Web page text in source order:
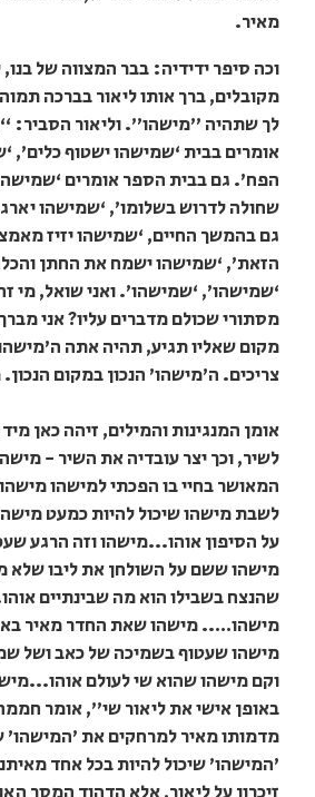
מאיר.
וכה סיפר ידידיה: בבר המצווה של בנו,
מקובלים, ברך אותו ליאור בברכה
לך שתהיה "מישהו". וליאור הסביר:
אומרים בבית ‘שמישהו ישטוף כלים’,
הפח’. גם בבית הספר אומרים
שחולה לדרוש בשלומו’, ‘שמישהו
גם בהמשך החיים, ‘שמישהו יזיז
הזאת’, ‘שמישהו ישמח את החתן
‘שמישהו’, ‘שמישהו’. ואני שואל, מי
מסתורי שכולם מדברים עליו? אני
מקום שאליו תגיע, תהיה אתה
צריכים. ה’מישהו’ הנכון במקום
אומן המנגינות והמילים, זיהה כאן
לשיר, וכך יצר עובדיה את השיר -
המאושר בחיי בו הפכתי למישהו
לשבת מישהו שיכול להיות כמעט מישהו
על הסיפון אוהו...מישהו וזה הרגע
מישהו ששם על השולחן את ליבו שלא
שהנצח בשבילו הוא מה שבינתיים
מישהו….. מישהו שאת החדר מאיר
מישהו שעטוף בשמיכה של כאב ושל
וקם מישהו שהוא שי לעולם
באופן אישי את ליאור שי", אומר
מדמותו מאיר למרחקים את 'המישהו'
'המישהו' שיכול להיות בכל אחד